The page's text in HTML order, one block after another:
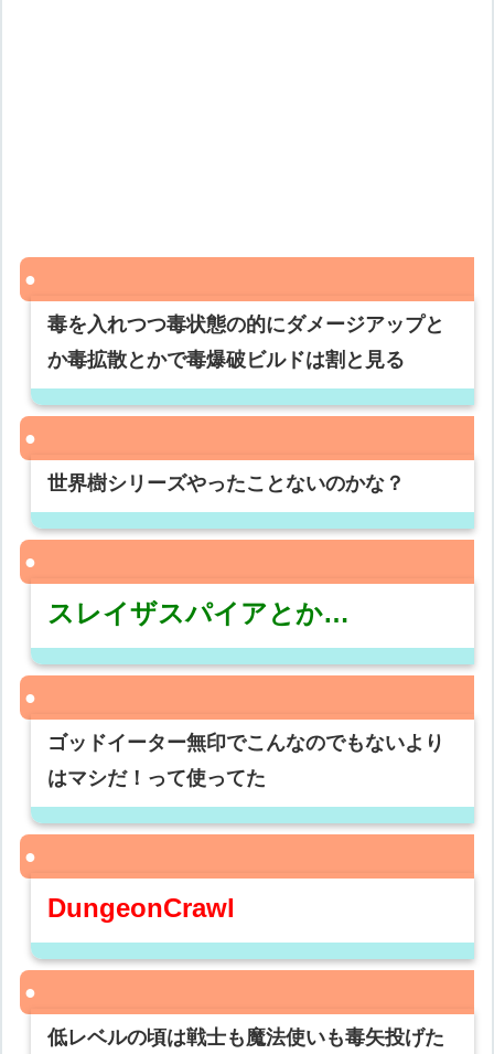
毒を入れつつ毒状態の的にダメージアップと
か毒拡散とかで毒爆破ビルドは割と見る
世界樹シリーズやったことないのかな？
スレイザスパイアとか…
ゴッドイーター無印でこんなのでもないより
はマシだ！って使ってた
DungeonCrawl
低レベルの頃は戦士も魔法使いも毒矢投げた